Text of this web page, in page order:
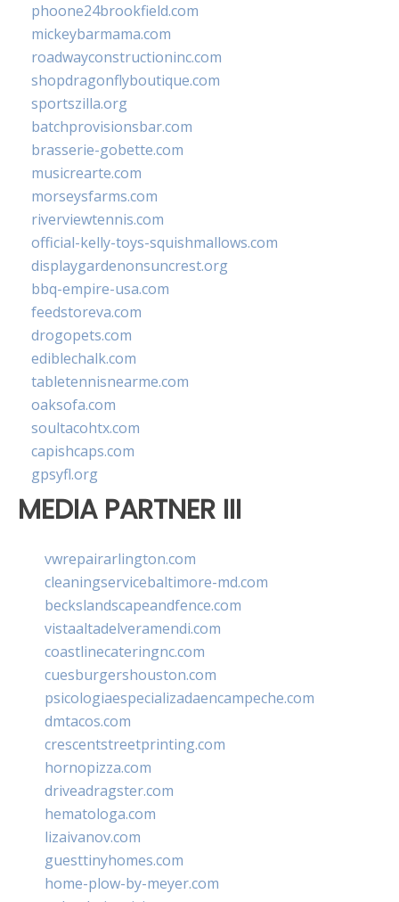
phoone24brookfield.com
mickeybarmama.com
roadwayconstructioninc.com
shopdragonflyboutique.com
sportszilla.org
batchprovisionsbar.com
brasserie-gobette.com
musicrearte.com
morseysfarms.com
riverviewtennis.com
official-kelly-toys-squishmallows.com
displaygardenonsuncrest.org
bbq-empire-usa.com
feedstoreva.com
drogopets.com
ediblechalk.com
tabletennisnearme.com
oaksofa.com
soultacohtx.com
capishcaps.com
gpsyfl.org
MEDIA PARTNER III
vwrepairarlington.com
cleaningservicebaltimore-md.com
beckslandscapeandfence.com
vistaaltadelveramendi.com
coastlinecateringnc.com
cuesburgershouston.com
psicologiaespecializadaencampeche.com
dmtacos.com
crescentstreetprinting.com
hornopizza.com
driveadragster.com
hematologa.com
lizaivanov.com
guesttinyhomes.com
home-plow-by-meyer.com